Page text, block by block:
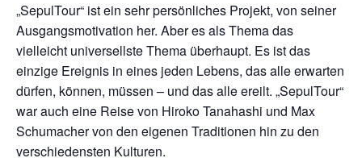
„SepulTour“ ist ein sehr persönliches Projekt, von seiner
Ausgangsmotivation her. Aber es als Thema das
vielleicht universellste Thema überhaupt. Es ist das
einzige Ereignis in eines jeden Lebens, das alle erwarten
dürfen, können, müssen – und das alle ereilt. „SepulTour“
war auch eine Reise von Hiroko Tanahashi und Max
Schumacher von den eigenen Traditionen hin zu den
verschiedensten Kulturen.